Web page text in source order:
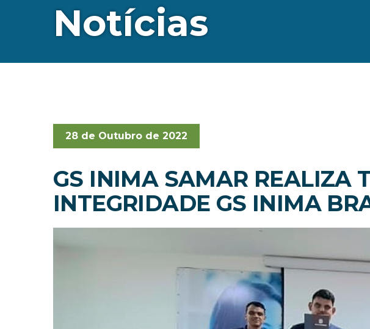
Notícias
28 de Outubro de 2022
GS INIMA SAMAR REALIZA
INTEGRIDADE GS INIMA